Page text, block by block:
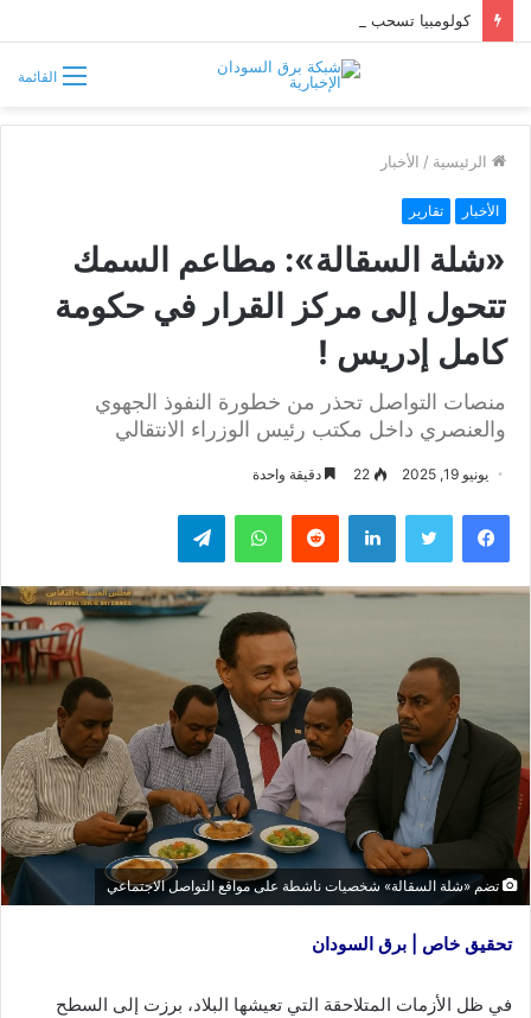
القائمة
الرئيسية / الأخبار
الأخبار تقارير
«شلة السقالة»: مطاعم السمك
تتحول إلى مركز القرار في حكومة
كامل إدريس !
منصات التواصل تحذر من خطورة النفوذ الجهوي
والعنصري داخل مكتب رئيس الوزراء الانتقالي
يونيو 19, 2025 22 دقيقة واحدة
فيسبوك تويتر لينكدإن واتساب تيلقرام
تضم «شلة السقالة» شخصيات ناشطة على مواقع التواصل الاجتماعي
تحقيق خاص | برق السودان
في ظل الأزمات المتلاحقة التي تعيشها البلاد، برزت إلى السطح